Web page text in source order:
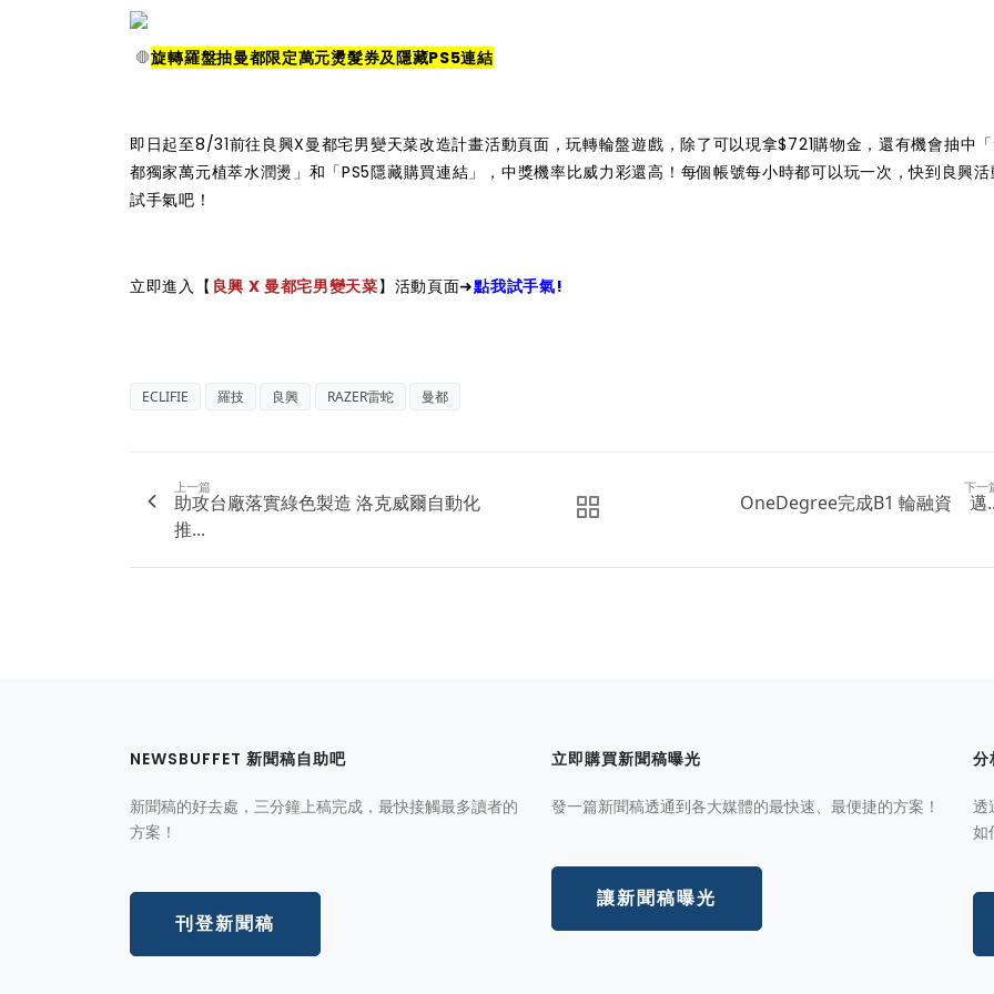
🛑旋轉羅盤抽曼都限定萬元燙髮券及隱藏PS5連結
即日起至8/31前往良興X曼都宅男變天菜改造計畫活動頁面，玩轉輪盤遊戲，除了可以現拿$721購物金，還有機會抽中
都獨家萬元植萃水潤燙」和「PS5隱藏購買連結」，中獎機率比威力彩還高！每個帳號每小時都可以玩一次，快到良興
試手氣吧！
立即進入【 良興 X 曼都宅男變天菜】活動頁面➜點我試手氣!
ECLIFIE 羅技 良興 RAZER雷蛇 曼都
上一篇
助攻台廠落實綠色製造 洛克威爾自動化
推...
下一
OneDegree完成B1 輪融資 邁
NEWSBUFFET 新聞稿自助吧
新聞稿的好去處，三分鐘上稿完成，最快接觸最多讀者的
方案！
刊登新聞稿
立即購買新聞稿曝光
發一篇新聞稿透通到各大媒體的最快速、最便捷的方案！
讓新聞稿曝光
分
透
如